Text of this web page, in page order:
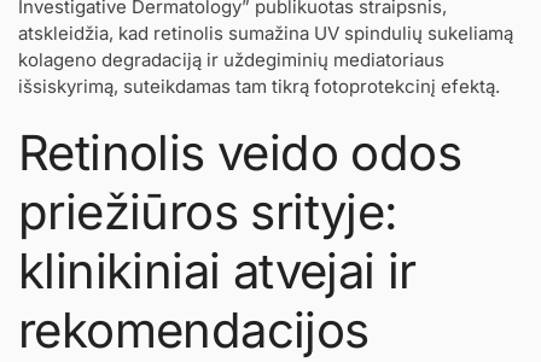
Investigative Dermatology” publikuotas straipsnis,
atskleidžia, kad retinolis sumažina UV spindulių sukeliamą
kolageno degradaciją ir uždegiminių mediatoriaus
išsiskyrimą, suteikdamas tam tikrą fotoprotekcinį efektą.
Retinolis veido odos
priežiūros srityje:
klinikiniai atvejai ir
rekomendacijos